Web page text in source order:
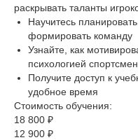
раскрывать таланты
Научитесь
формировать команду
Узнайте, как
психологией
Получите доступ к
удобное время
Стоимость обучения:
18 800 ₽
12 900 ₽